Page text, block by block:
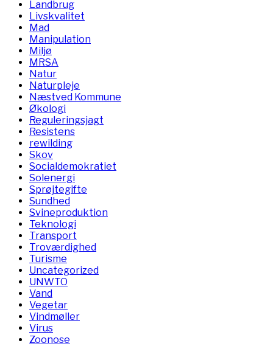
Landbrug
Livskvalitet
Mad
Manipulation
Miljø
MRSA
Natur
Naturpleje
Næstved Kommune
Økologi
Reguleringsjagt
Resistens
rewilding
Skov
Socialdemokratiet
Solenergi
Sprøjtegifte
Sundhed
Svineproduktion
Teknologi
Transport
Troværdighed
Turisme
Uncategorized
UNWTO
Vand
Vegetar
Vindmøller
Virus
Zoonose